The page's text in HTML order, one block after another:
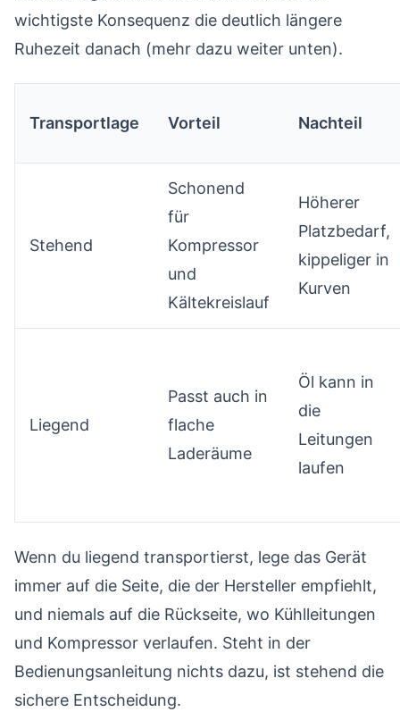
wichtigste Konsequenz die deutlich längere
Ruhezeit danach (mehr dazu weiter unten).
Transportlage Vorteil Nachteil
Stehend
Schonend
für
Kompressor
und
Kältekreislauf
Höherer
Platzbedarf,
kippeliger in
Kurven
Liegend
Passt auch in
flache
Laderäume
Öl kann in
die
Leitungen
laufen
Wenn du liegend transportierst, lege das Gerät
immer auf die Seite, die der Hersteller empfiehlt,
und niemals auf die Rückseite, wo Kühlleitungen
und Kompressor verlaufen. Steht in der
Bedienungsanleitung nichts dazu, ist stehend die
sichere Entscheidung.